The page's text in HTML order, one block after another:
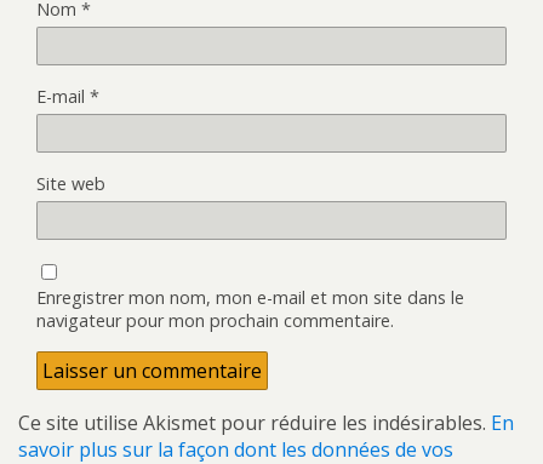
Nom *
E-mail *
Site web
Enregistrer mon nom, mon e-mail et mon site dans le
navigateur pour mon prochain commentaire.
Ce site utilise Akismet pour réduire les indésirables. En
savoir plus sur la façon dont les données de vos